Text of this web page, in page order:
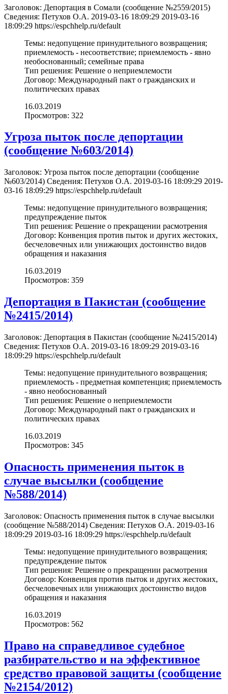
Заголовок: Депортация в Сомали (cообщение №2559/2015)
Сведения: Петухов О.А. 2019-03-16 18:09:29 2019-03-16
18:09:29 https://espchhelp.ru/default
Темы: недопущение принудительного возвращения;
приемлемость - несоответствие; приемлемость - явно
необоснованный; семейные права
Тип решения: Решение о неприемлемости
Договор: Международный пакт о гражданских и
политических правах
16.03.2019
Просмотров: 322
Угроза пыток после депортации
(cообщение №603/2014)
Заголовок: Угроза пыток после депортации (cообщение
№603/2014) Сведения: Петухов О.А. 2019-03-16 18:09:29 2019-
03-16 18:09:29 https://espchhelp.ru/default
Темы: недопущение принудительного возвращения;
предупреждение пыток
Тип решения: Решение о прекращении расмотрения
Договор: Конвенция против пыток и других жестоких,
бесчеловечных или унижающих достоинство видов
обращения и наказания
16.03.2019
Просмотров: 359
Депортация в Пакистан (cообщение
№2415/2014)
Заголовок: Депортация в Пакистан (cообщение №2415/2014)
Сведения: Петухов О.А. 2019-03-16 18:09:29 2019-03-16
18:09:29 https://espchhelp.ru/default
Темы: недопущение принудительного возвращения;
приемлемость - предметная компетенция; приемлемость
- явно необоснованный
Тип решения: Решение о неприемлемости
Договор: Международный пакт о гражданских и
политических правах
16.03.2019
Просмотров: 345
Опасность применения пыток в
случае высылки (cообщение
№588/2014)
Заголовок: Опасность применения пыток в случае высылки
(cообщение №588/2014) Сведения: Петухов О.А. 2019-03-16
18:09:29 2019-03-16 18:09:29 https://espchhelp.ru/default
Темы: недопущение принудительного возвращения;
предупреждение пыток
Тип решения: Решение о прекращении расмотрения
Договор: Конвенция против пыток и других жестоких,
бесчеловечных или унижающих достоинство видов
обращения и наказания
16.03.2019
Просмотров: 562
Право на справедливое судебное
разбирательство и на эффективное
средство правовой защиты (cообщение
№2154/2012)